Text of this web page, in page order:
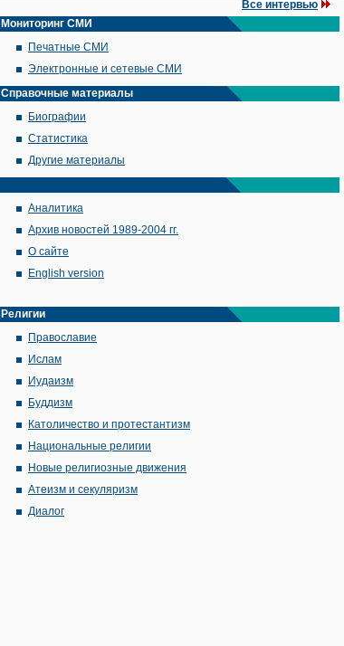
Все интервью
Мониторинг СМИ
Печатные СМИ
Электронные и сетевые СМИ
Справочные материалы
Биографии
Статистика
Другие материалы
Аналитика
Архив новостей 1989-2004 гг.
О сайте
English version
Религии
Православие
Ислам
Иудаизм
Буддизм
Католичество и протестантизм
Национальные религии
Новые религиозные движения
Атеизм и секуляризм
Диалог